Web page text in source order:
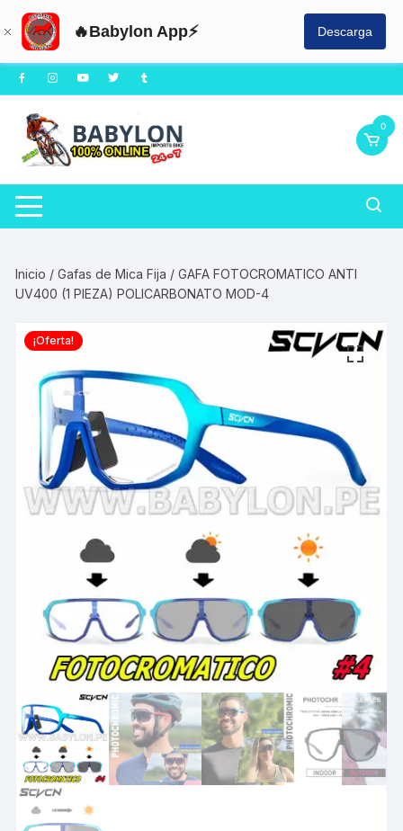
🔥Babylon App⚡ Descarga
Saltar
al
contenido
0
Inicio /Gafas de Mica Fija / GAFA FOTOCROMATICO ANTI
UV400 (1 PIEZA) POLICARBONATO MOD-4
¡Oferta!